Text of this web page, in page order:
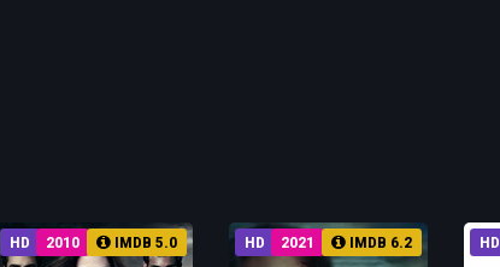
HD 2010 IMDB 5.0 HD 2021 IMDB 6.2 HD